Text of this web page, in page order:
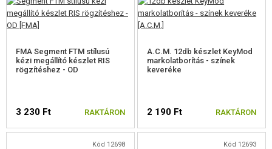
FMA Segment FTM stílusú
kézi megállító készlet RIS
rögzítéshez - OD
3 230 Ft RAKTÁRON
A.C.M. 12db készlet KeyMod
markolatborítás - színek
keveréke
2 190 Ft RAKTÁRON
Kód 12698 Kód 12693